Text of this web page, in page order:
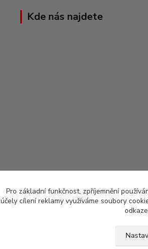
Kde nás najdete
Pro základní funkčnost, zpříjemnění
účely cílení reklamy využíváme soubory